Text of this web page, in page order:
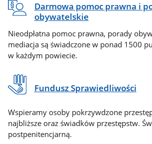
Darmowa pomoc prawna i
obywatelskie
Nieodpłatna pomoc prawna, porady
mediacja są świadczone w ponad 1500
w każdym powiecie.
Fundusz Sprawiedliwości
Wspieramy osoby pokrzywdzone
najbliższe oraz świadków przestępstw.
postpenitencjarną.